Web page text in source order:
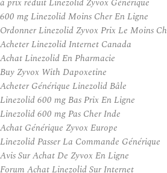
600 mg Linezolid Moins Cher En Ligne
Ordonner Linezolid Zyvox Prix Le Moins
Acheter Linezolid Internet Canada
Achat Linezolid En Pharmacie
Buy Zyvox With Dapoxetine
Acheter Générique Linezolid Bâle
Linezolid 600 mg Bas Prix En Ligne
Linezolid 600 mg Pas Cher Inde
Achat Générique Zyvox Europe
Linezolid Passer La Commande Générique
Avis Sur Achat De Zyvox En Ligne
Forum Achat Linezolid Sur Internet